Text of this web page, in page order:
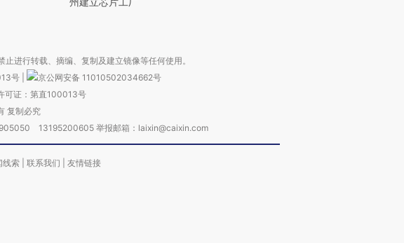
进行转载、摘编、复制及建立镜像等任何使用。
号
京公网安备 11010502034662号
可证：第直100013号
复制必究
13195200605 举报邮箱：laixin@caixin.com
线索 联系我们 友情链接